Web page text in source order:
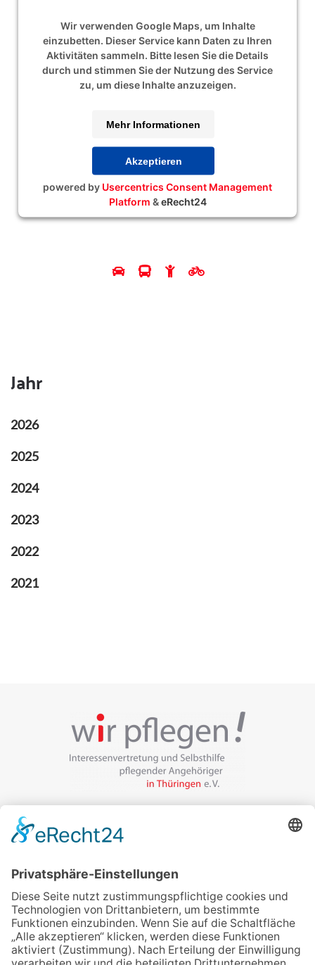
Wir verwenden Google Maps, um Inhalte
einzubetten. Dieser Service kann Daten zu Ihren
Aktivitäten sammeln. Bitte lesen Sie die Details
durch und stimmen Sie der Nutzung des Service
zu, um diese Inhalte anzuzeigen.
Mehr Informationen
Akzeptieren
powered by Usercentrics Consent Management
Platform &eRecht24
Jahr
2026
2025
2024
2023
2022
2021
Veranstalter:
wir pflegen in Thüringen e.V.
99085 Erfurt
Email schreiben
Uns unterstützen / Spenden